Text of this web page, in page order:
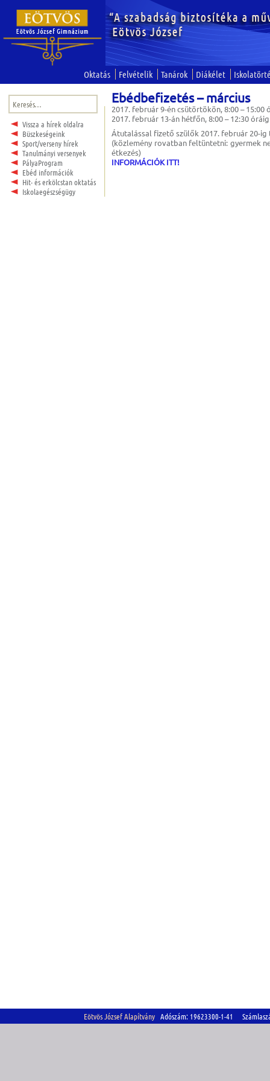
Oktatás Felvételik Tanárok Diákélet
Keresés:
Vissza a hírek oldalra
Büszkeségeink
Sport/verseny hírek
Tanulmányi versenyek
PályaProgram
Ebéd információk
Hit- és erkölcstan oktatás
Iskolaegészségügy
Ebédbefizetés – március
2017. február 9-én csütörtökön, 8:00 – 15:00
2017. február 13-án hétfőn, 8:00 – 12:30 óráig
Átutalással fizető szülők 2017. február 20-
(közlemény rovatban feltüntetni: gyermek
étkezés)
INFORMÁCIÓK ITT!
Eötvös József Alapítvány Adószám: 19623300-1-41